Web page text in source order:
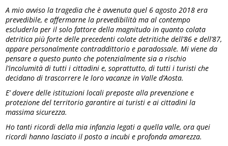
A mio avviso la tragedia che è avvenuta quel 6 agosto 2018 era
prevedibile, e affermarne la prevedibilità ma al contempo
escluderla per il solo fattore della magnitudo in quanto colata
detritica più forte delle precedenti colate detritiche dell’86 e dell’87,
appare personalmente contraddittorio e paradossale. Mi viene da
pensare a questo punto che potenzialmente sia a rischio
l’incolumità di tutti i cittadini e, soprattutto, di tutti i turisti che
decidano di trascorrere le loro vacanze in Valle d’Aosta.
E’ dovere delle istituzioni locali preposte alla prevenzione e
protezione del territorio garantire ai turisti e ai cittadini la
massima sicurezza.
Ho tanti ricordi della mia infanzia legati a quella valle, ora quei
ricordi hanno lasciato il posto a incubi e profonda amarezza.